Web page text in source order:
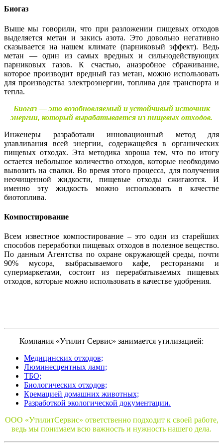
Биогаз
Выше мы говорили, что при разложении пищевых отходов
выделяется метан и закись азота. Это довольно негативно
сказывается на нашем климате (парниковый эффект). Ведь
метан — один из самых вредных и сильнодействующих
парниковых газов. К счастью, анаэробное сбраживание,
которое производит вредный газ метан, можно использовать
для производства электроэнергии, топлива для транспорта и
тепла.
Биогаз — это возобновляемый и устойчивый источник
энергии, который вырабатывается из пищевых отходов.
Инженеры разработали инновационный метод для
улавливания всей энергии, содержащейся в органических
пищевых отходах. Эта методика хороша тем, что по итогу
остается небольшое количество отходов, которые необходимо
вывозить на свалки. Во время этого процесса, для получения
неочищенной жидкости, пищевые отходы сжигаются. И
именно эту жидкость можно использовать в качестве
биотоплива.
Компостирование
Всем известное компостирование – это один из старейших
способов переработки пищевых отходов в полезное вещество.
По данным Агентства по охране окружающей среды, почти
90% мусора, выбрасываемого кафе, ресторанами и
супермаркетами, состоит из перерабатываемых пищевых
отходов, которые можно использовать в качестве удобрения.
Компания «Утилит Сервис» занимается утилизацией:
Медицинских отходов;
Люминесцентных ламп;
ТБО;
Биологических отходов;
Кремацией домашних животных;
Разработкой экологической документации.
ООО «УтилитСервис» ответственно подходит к своей работе,
ведь мы понимаем всю важность и нужность нашего дела.